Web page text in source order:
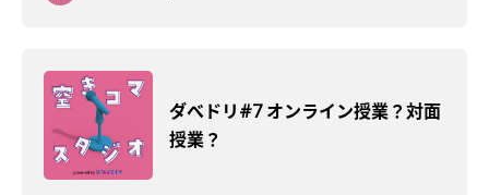
ダべドリ#7 オンライン授業？対面
授業？